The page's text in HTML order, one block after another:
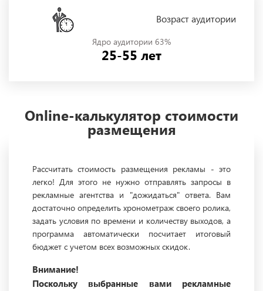
Возраст аудитории
Ядро аудитории 63%
25-55 лет
Online-калькулятор стоимости
размещения
Рассчитать стоимость размещения рекламы - это
легко! Для этого не нужно отправлять запросы в
рекламные агентства и "дожидаться" ответа. Вам
достаточно определить хронометраж своего ролика,
задать условия по времени и количеству выходов, а
программа автоматически посчитает итоговый
бюджет с учетом всех возможных скидок.
Внимание!
Поскольку выбранные вами рекламные